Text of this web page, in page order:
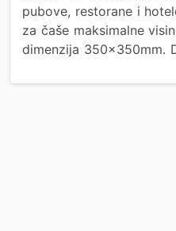
pubove, restorane i
za čaše maksimalne
dimenzija 350x350mm.